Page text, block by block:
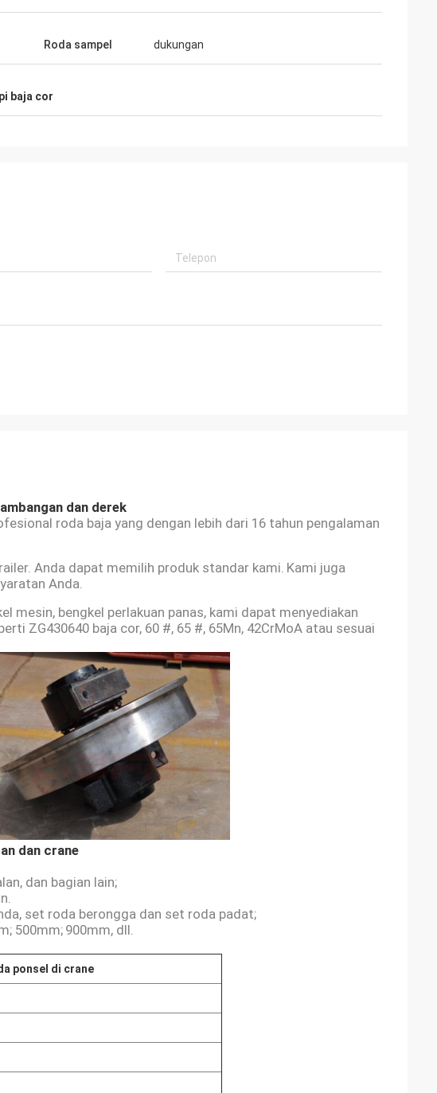
Roda sampel dukungan
baja cor
dan derek
roda baja yang dengan lebih dari 16 tahun pengalaman
Anda dapat memilih produk standar kami. Kami juga
Anda.
mesin, bengkel perlakuan panas, kami dapat menyediakan
ZG430640 baja cor, 60 #, 65 #, 65Mn, 42CrMoA atau sesuai
dan crane
dan bagian lain;
set roda berongga dan set roda padat;
500mm;900mm, dll.
ponsel di crane